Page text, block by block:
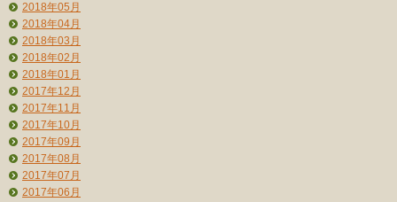
2018年05月
2018年04月
2018年03月
2018年02月
2018年01月
2017年12月
2017年11月
2017年10月
2017年09月
2017年08月
2017年07月
2017年06月